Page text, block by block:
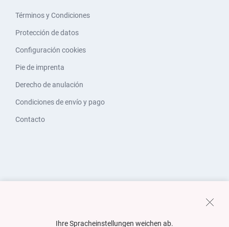
Términos y Condiciones
Protección de datos
Configuración cookies
Pie de imprenta
Derecho de anulación
Condiciones de envío y pago
Contacto
Ihre Spracheinstellungen weichen ab.